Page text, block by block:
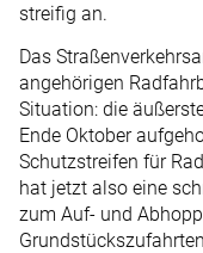
streifig an.
Das
angehörigen
Situation: die
Ende Oktober
Schutzstreifen für
hat jetzt also eine
zum Auf- und